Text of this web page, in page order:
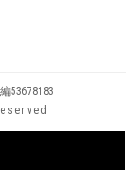
53678183